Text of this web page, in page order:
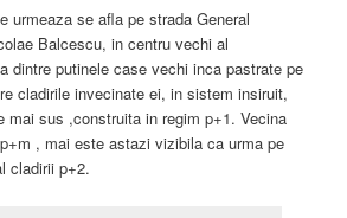
urmeaza se afla pe strada General
Balcescu, in centru vechi al
dintre putinele case vechi inca pastrate pe
cladirile invecinate ei, in sistem insiruit,
mai sus ,construita in regim p+1. Vecina
, mai este astazi vizibila ca urma pe
cladirii p+2.